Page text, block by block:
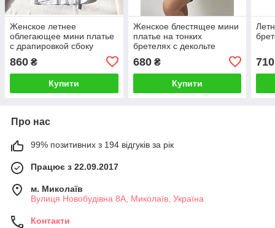
Женское летнее
облегающее мини платье
с драпировкой сбоку
860 ₴
Купити
Женское блестящее мини
платье на тонких
бретелях с декольте
680₴
Купити
710
Про нас
99% позитивних з 194 відгуків за рік
Працює з 22.09.2017
м. Миколаїв
Вулиця Новобудівна 8А, Миколаїв, Україна
Контакти